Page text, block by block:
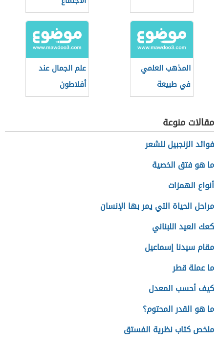
المذهب العلمي
في طبيعة
المعرفة
علم الجمال عند
أفلاطون
مقالات منوعة
فوائد الزنجبيل للشعر
ما هو فتق الخصية
أنواع الهمزات
مراحل الحياة التي يمر بها الإنسان
كعك العيد اللبناني
مقام سيدنا إسماعيل
ما عملة قطر
كيف أحسب المعدل
ما هو القدر المحتوم؟
ملخص كتاب نظرية الفستق